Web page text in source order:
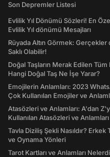
Son Depremler Listesi
Evlilik Yıl Dönümü Sözleri! En
Evlilik Yıl dönümü Mesajları
Rüyada Altın Görmek: Gerçekler
Saklı Olabilir!
Doğal Taşların Merak Edilen
Hangi Doğal Taş Ne İşe Yarar?
Emojilerin Anlamları: 2023
Çok Kullanılan Emojiler ve
Atasözleri ve Anlamları: A'dan
Kullanılan Atasözleri ve Anlamları
Tavla Diziliş Şekli Nasıldır? Erkek
ve Oynama Yönleri
Tarot Kartları ve Anlamları